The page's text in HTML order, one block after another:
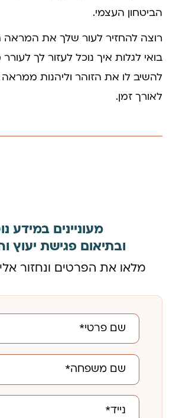
הביטחון העצמי.
רוצה להחזיר לעור שלך את המראה
בואי לגלות איך נוכל לעזור לך
להשיב לו את הזוהר וליהנות ממראה
לאורך זמן.
מעוניינים במידע
ובתיאום פגישת יעוץ
מלאו את הפרטים ונחזור